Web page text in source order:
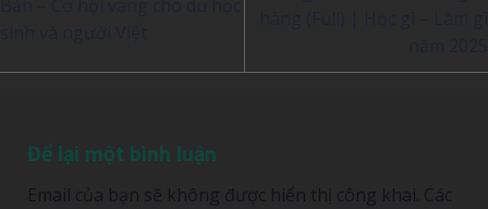
Để lại một bình luận
Email của bạn sẽ không được hiển thị công khai. Các